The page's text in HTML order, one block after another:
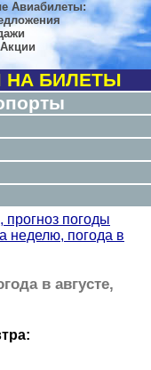
Авиабилеты:
НА БИЛЕТЫ
прогноз погоды
неделю, погода в
в августе,